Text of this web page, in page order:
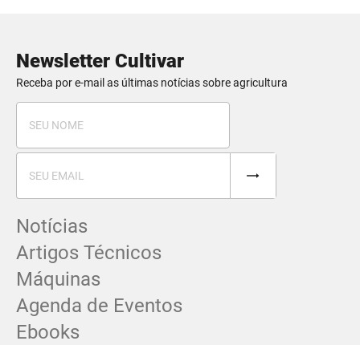
Newsletter Cultivar
Receba por e-mail as últimas notícias sobre agricultura
Notícias
Artigos Técnicos
Máquinas
Agenda de Eventos
Ebooks